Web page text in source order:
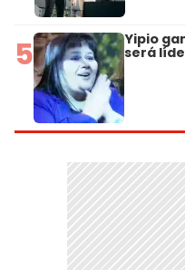
5 Yipio
será